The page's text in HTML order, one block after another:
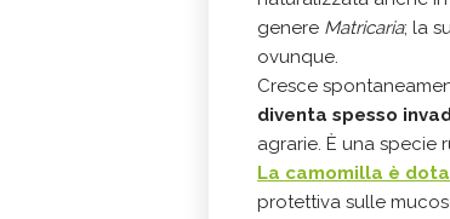
genere Matricaria; la
ovunque.
Cresce
diventa spesso
agrarie. È una specie
La camomilla è
protettiva sulle